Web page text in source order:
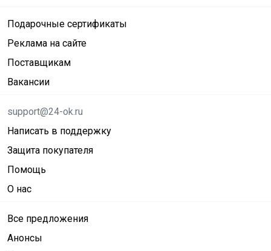
Подарочные сертификаты
Реклама на сайте
Поставщикам
Вакансии
support@24-ok.ru
Написать в поддержку
Защита покупателя
Помощь
О нас
Все предложения
Анонсы